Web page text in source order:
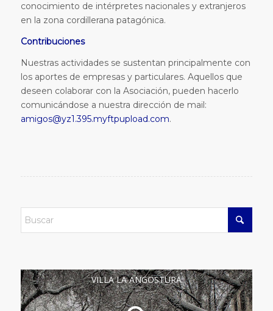
conocimiento de intérpretes nacionales y extranjeros
en la zona cordillerana patagónica.
Contribuciones
Nuestras actividades se sustentan principalmente con
los aportes de empresas y particulares. Aquellos que
deseen colaborar con la Asociación, pueden hacerlo
comunicándose a nuestra dirección de mail:
amigos@yz1.395.myftpupload.com.
VILLA LA ANGOSTURA